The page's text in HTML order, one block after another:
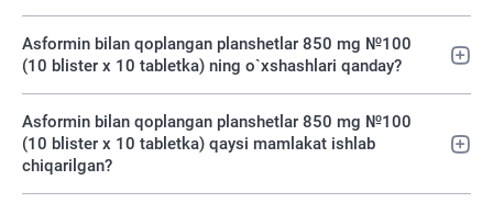
Asformin bilan qoplangan planshetlar 850 mg №100
(10 blister х 10 tabletka) ning o`xshashlari qanday?
Asformin bilan qoplangan planshetlar 850 mg №100
(10 blister х 10 tabletka) qaysi mamlakat ishlab
chiqarilgan?